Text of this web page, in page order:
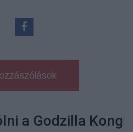
a Godzilla Kong